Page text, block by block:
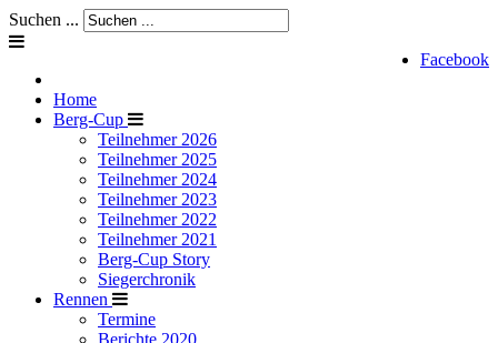
Suchen ...
Facebook
Home
Berg-Cup
Teilnehmer 2026
Teilnehmer 2025
Teilnehmer 2024
Teilnehmer 2023
Teilnehmer 2022
Teilnehmer 2021
Berg-Cup Story
Siegerchronik
Rennen
Termine
Berichte 2020